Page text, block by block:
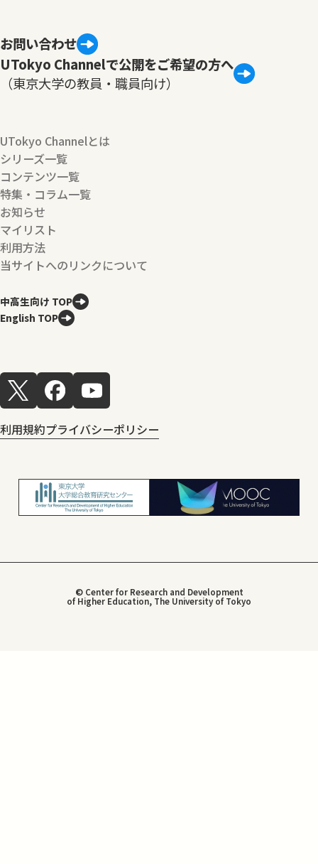
お問い合わせ
UTokyo Channelで公開をご希望の方へ
（東京大学の教員・職員向け）
UTokyo Channelとは
シリーズ一覧
コンテンツ一覧
特集・コラム一覧
お知らせ
マイリスト
利用方法
当サイトへのリンクについて
中高生向け TOP
English TOP
利用規約プライバシーポリシー
© Center for Research and Development
of Higher Education, The University of Tokyo